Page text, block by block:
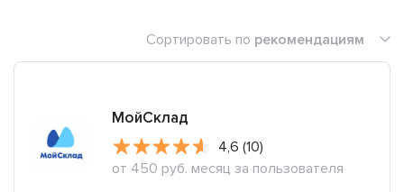
Сортировать по рекомендациям
МойСклад
4,6 (10)
от 450 руб. месяц за пользователя